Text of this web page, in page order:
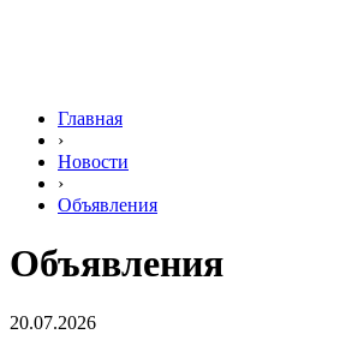
Главная
›
Новости
›
Объявления
Объявления
20.07.2026